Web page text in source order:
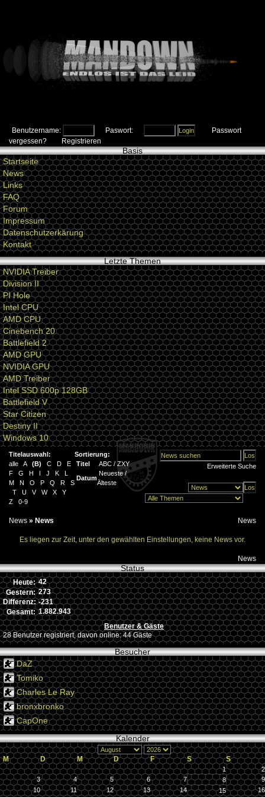
Benutzername: Paswort:
Passwort
vergessen?
Registrieren
Basis
Startseite
News
Links
FAQ
Forum
Impressum
Datenschutzerkärung
Kontakt
Letzte Themen
NVIDIA Treiber
Division II
PI Hole
Intel CPU
AMD CPU
Cinebench 20
Battlefield 2
AMD GPU
NVIDIA GPU
AMD Treiber
Intel SSD 600p 128GB
Battlefield V
Star Citizen
Destiny II
Windows 10
Titelauswahl:
alle
A (B) C D
E
F
G H I J K
L
M
N O P Q R
S
T
U V W X
Y
Z
0-9
Sortierung:
Titel
ABC / ZXY
Datum
Neueste/
Älteste
Erweiterte Suche
News » News News
Es liegen zur Zeit, unter den gewählten Einstellungen, keine News vor.
News
Status
Heute: 42
Gestern: 273
Differenz: -231
Gesamt: 1.882.943
Benutzer & Gäste
28 Benutzer registriert, davon online: 44 Gäste
Besucher
DaZ
Tomiko
Charles Le Ray
bronxbronko
CapOne
Kalender
M D M D F S S
1
2
3
4 5 6 7 8
9
10
11 12 13 14 15 16